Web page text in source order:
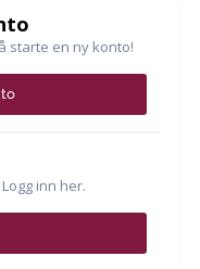
starte en ny konto!
inn her.